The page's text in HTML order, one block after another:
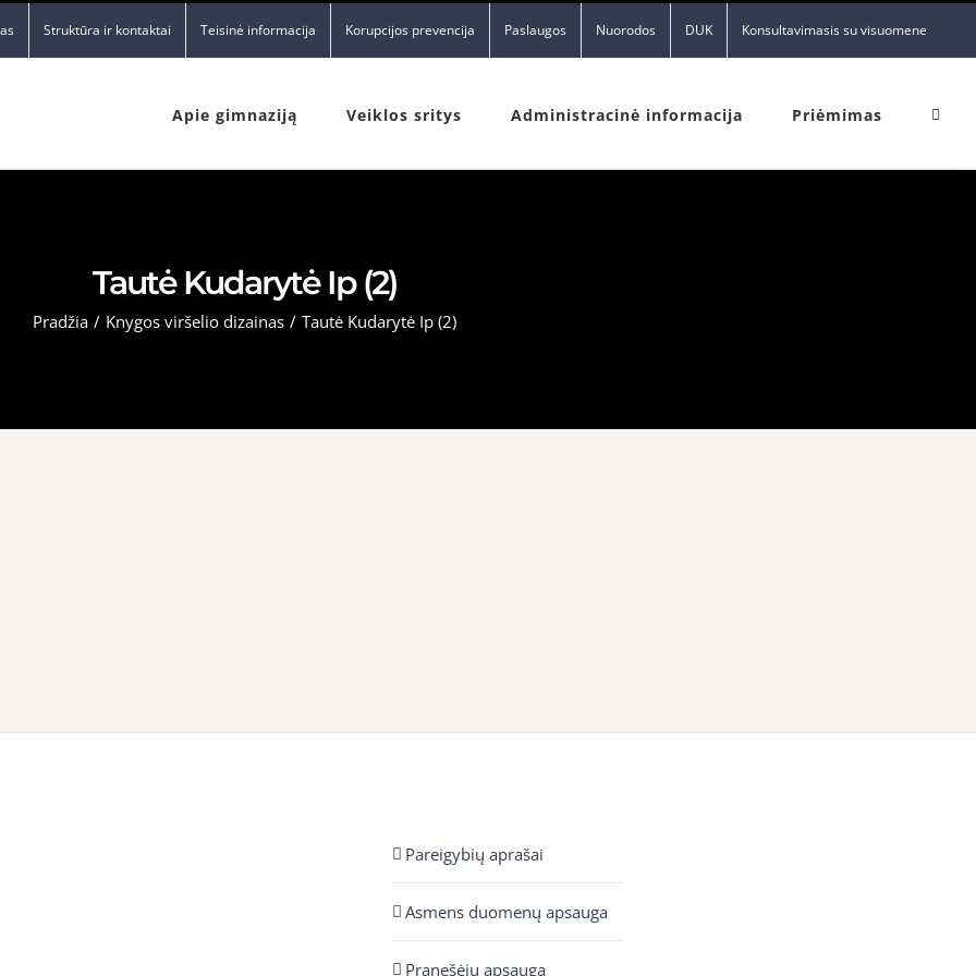
Struktūra ir kontaktai Teisinė informacija Korupcijos prevencija Paslaugos Nuorodos DUK Konsultavimasis su visuomene
Apie gimnaziją Veiklos sritys Administracinė informacija Priėmimas
Tautė Kudarytė Ip (2)
Pradžia / Knygos viršelio dizainas / Tautė Kudarytė Ip (2)
Pareigybių aprašai
Asmens duomenų apsauga
Pranešėjų apsauga